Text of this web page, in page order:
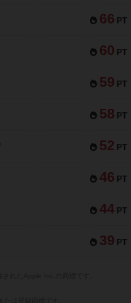
66 PT
60 PT
59 PT
58 PT
52 PT
46 PT
44 PT
39 PT